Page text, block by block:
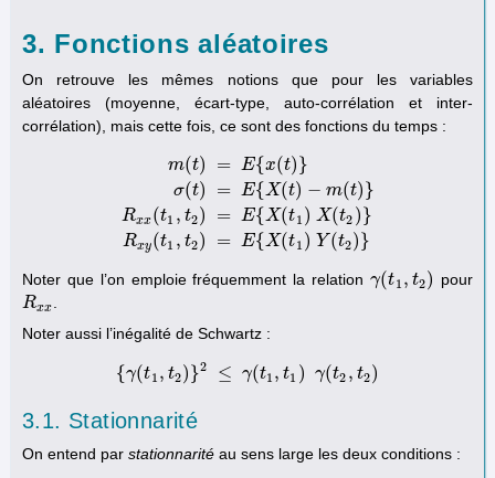
3. Fonctions aléatoires
On retrouve les mêmes notions que pour les variables
aléatoires (moyenne, écart-type, auto-corrélation et inter-
corrélation), mais cette fois, ce sont des fonctions du temps :
m(t)
σ(t)
Rxx(t1 , t2)
Rxy(t1 , t2)
= E{x(t)}
= E{X(t) − m(t)}
= E{X(t1 ) X(t2 ) }
= E{X(t1 ) Y(t2) }
m( = x( ) = E{ X(t − m (t)}Rx x(t
Noter que l’on emploie fréquemment la relation γ(t1 , t2)
γ(t1, t2)
pour
Rxx
Rxx
Noter aussi l’inégalité de Schwartz :
{γ(t1 , t2) }2 ≤ γ(t1 , t1 ) γ(t2 , t2)
{γ(t1,t 2)} 2 ≤ γ(t1,t 1 ) γ( 2,t2)
3.1. Stationnarité
On entend par stationnarité au sens large les deux conditions :